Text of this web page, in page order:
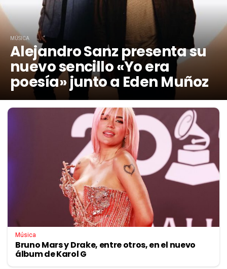
MÚSICA
Alejandro Sanz presenta su
nuevo sencillo «Yo era
poesía» junto a Eden Muñoz
Música
Bruno Mars y Drake, entre otros, en el nuevo
álbum de Karol G